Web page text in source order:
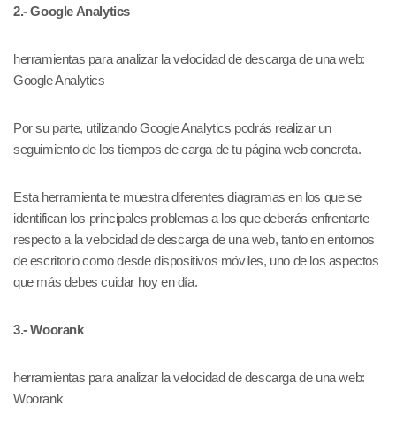
2.- Google Analytics
herramientas para analizar la velocidad de descarga de una web:
Google Analytics
Por su parte, utilizando Google Analytics podrás realizar un
seguimiento de los tiempos de carga de tu página web concreta.
Esta herramienta te muestra diferentes diagramas en los que se
identifican los principales problemas a los que deberás enfrentarte
respecto a la velocidad de descarga de una web, tanto en entornos
de escritorio como desde dispositivos móviles, uno de los aspectos
que más debes cuidar hoy en día.
3.- Woorank
herramientas para analizar la velocidad de descarga de una web:
Woorank